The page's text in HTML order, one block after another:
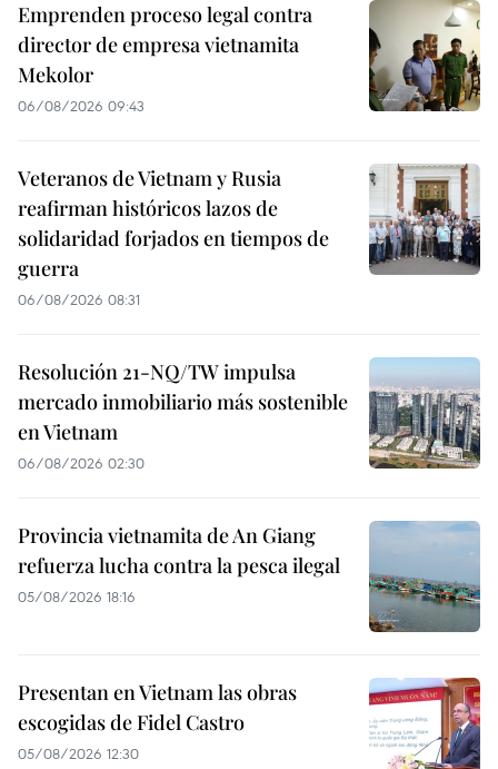
Emprenden proceso legal contra
director de empresa vietnamita
Mekolor
06/08/2026 09:43
Veteranos de Vietnam y Rusia
reafirman históricos lazos de
solidaridad forjados en tiempos de
guerra
06/08/2026 08:31
Resolución 21-NQ/TW impulsa
mercado inmobiliario más sostenible
en Vietnam
06/08/2026 02:30
Provincia vietnamita de An Giang
refuerza lucha contra la pesca ilegal
05/08/2026 18:16
Presentan en Vietnam las obras
escogidas de Fidel Castro
05/08/2026 12:30